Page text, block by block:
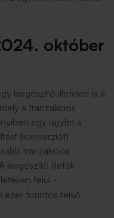
október
kiegészítő illetéket is a
a tranzakciós
egy ügylet a
(konverziót)
tranzakciós
kiegészítő illeték
felül -
ezer forintos felső